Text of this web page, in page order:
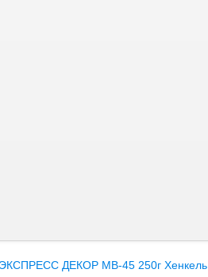
ДЕКОР МВ-45 250г Хенкель